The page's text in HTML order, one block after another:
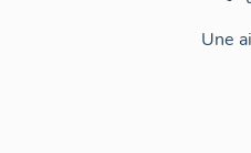
Une